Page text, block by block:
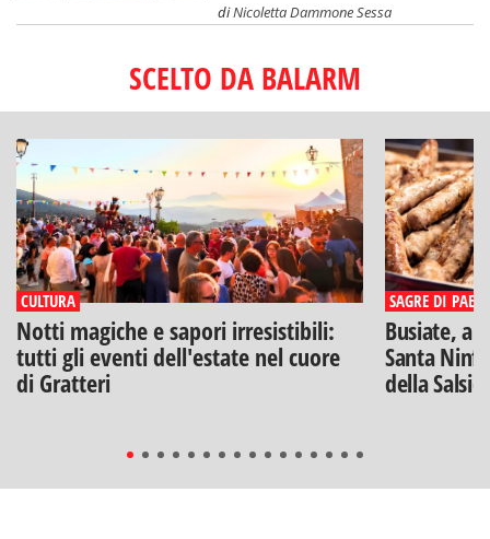
diNicoletta Dammone Sessa
SCELTO DA BALARM
CULTURA
Notti magiche e sapori irresistibili:
tutti gli eventi dell'estate nel cuore
di Gratteri
SAGRE DI PAESE
Busiate,
Santa
della